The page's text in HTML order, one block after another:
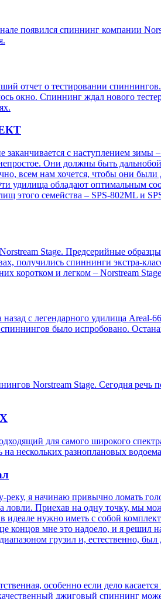
появился спиннинг компании
отчет о тестировании
окно. Спиннинг ждал нового
с наступлением
Они должны быть
всем нам хочется, чтобы они
удилища обладают оптимальным
этого семейства – SPS-802ML и
Stage. Предсерийные
получились спиннинги экстра-
коротком и легком – Norstream
с легендарного удилища
было испробовано.
Norstream Stage. Сегодня
для самого широкого
нескольких разноплановых
я начинаю привычно ломать
Приехав на одну точку, мы
идеале нужно иметь с собой
концов мне это надоело, и я
грузил и, естественно,
особенно если дело
джиговый спиннинг